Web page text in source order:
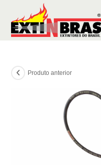
Produto anterior